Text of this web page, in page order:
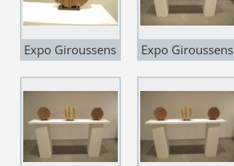
Expo Giroussens
Martin
Barnsdale"
Expo Giroussens
Martin
Barnsdale"